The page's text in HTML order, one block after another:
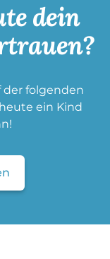
dein
der folgenden
ein Kind